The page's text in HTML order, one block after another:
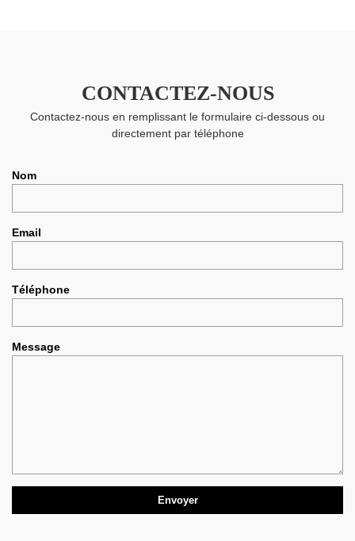
CONTACTEZ-NOUS
Contactez-nous en remplissant le formulaire ci-dessous ou
directement par téléphone
Nom
Email
Téléphone
Message